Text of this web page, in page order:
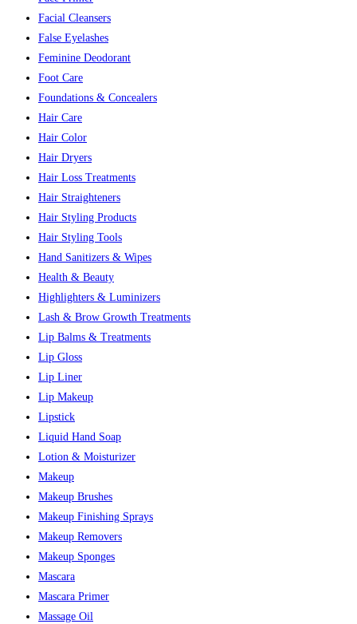
Facial Cleansers
False Eyelashes
Feminine Deodorant
Foot Care
Foundations & Concealers
Hair Care
Hair Color
Hair Dryers
Hair Loss Treatments
Hair Straighteners
Hair Styling Products
Hair Styling Tools
Hand Sanitizers & Wipes
Health & Beauty
Highlighters & Luminizers
Lash & Brow Growth Treatments
Lip Balms & Treatments
Lip Gloss
Lip Liner
Lip Makeup
Lipstick
Liquid Hand Soap
Lotion & Moisturizer
Makeup
Makeup Brushes
Makeup Finishing Sprays
Makeup Removers
Makeup Sponges
Mascara
Mascara Primer
Massage Oil